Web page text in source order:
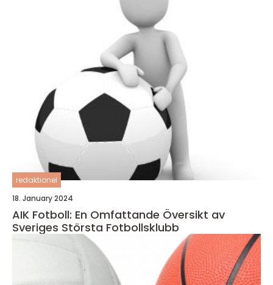
redaktionel
18. January 2024
AIK Fotboll: En Omfattande Översikt av
Sveriges Största Fotbollsklubb